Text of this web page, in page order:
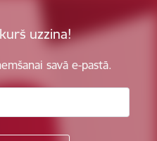
uzzina!
savā e-pastā.